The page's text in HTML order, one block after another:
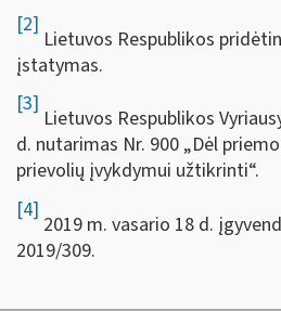
[2]
Lietuvos Respublikos
įstatymas.
[3]
Lietuvos Respublikos
d. nutarimas Nr. 900 „Dėl
prievolių įvykdymui užtikrinti“.
[4]
2019 m. vasario 18 d.
2019/309.